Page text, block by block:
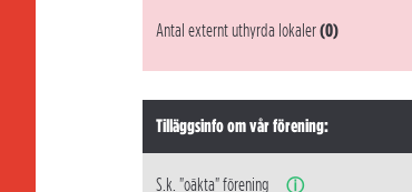
Antal externt uthyrda lokaler(0)
Tilläggsinfo om vår förening:
S.k. "oäkta" förening ⓘ